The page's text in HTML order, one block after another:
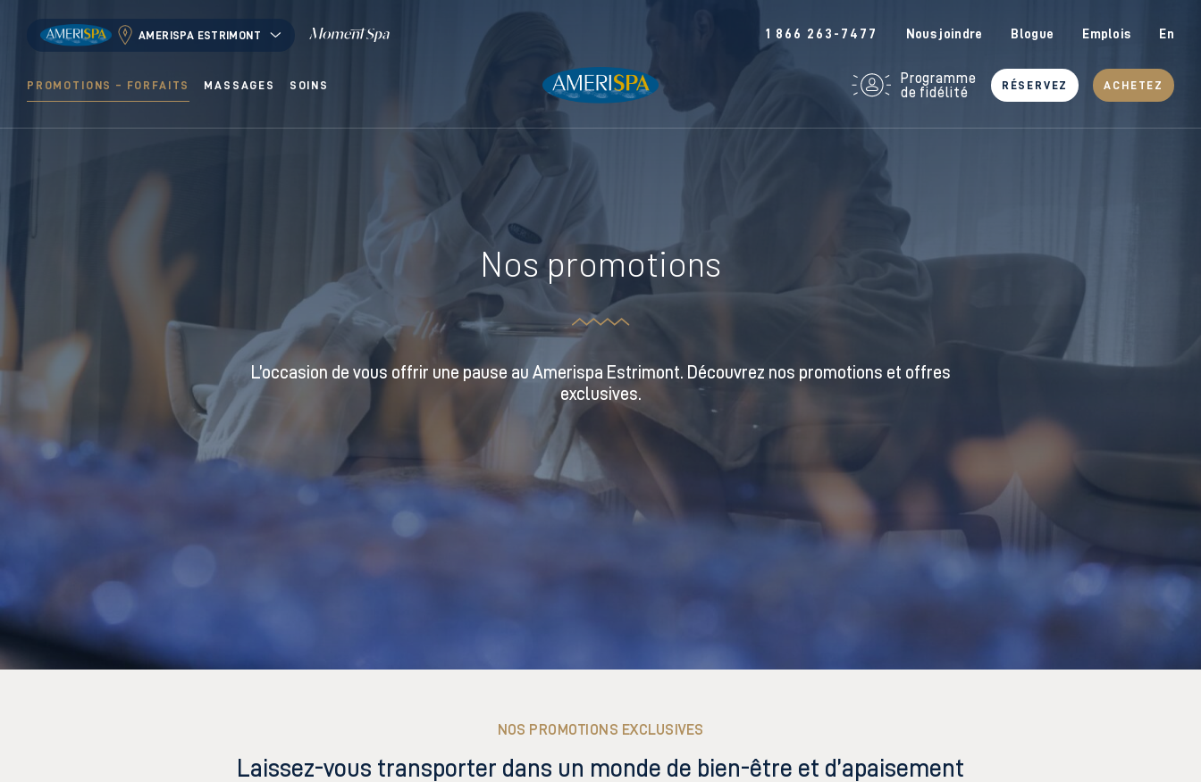
AMERISPA ESTRIMONT 1 866 263-7477 Nous joindre Blogue Emplois En
PROMOTIONS – FORFAITS MASSAGES SOINS
Programme
de fidélité
RÉSERVEZ ACHETEZ
Nos promotions
L’occasion de vous offrir une pause au Amerispa Estrimont. Découvrez nos promotions et offres
exclusives.
NOS PROMOTIONS EXCLUSIVES
Laissez-vous transporter dans un monde de bien-être et d’apaisement